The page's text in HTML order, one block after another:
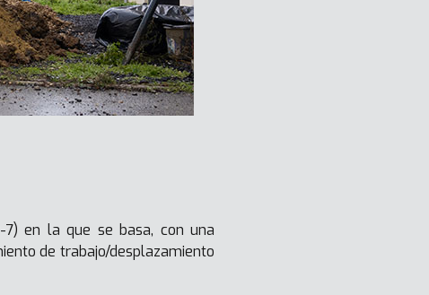
7) en la que se basa, con una
de trabajo/desplazamiento